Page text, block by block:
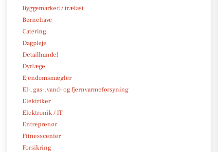
Byggemarked / trælast
Børnehave
Catering
Dagpleje
Detailhandel
Dyrlæge
Ejendomsmægler
El-, gas-, vand- og fjernvarmeforsyning
Elektriker
Elektronik / IT
Entreprenør
Fitnesscenter
Forsikring